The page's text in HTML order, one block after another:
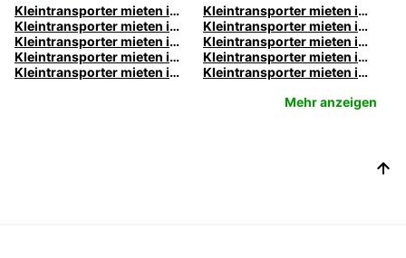
Kleintransporter mieten in Aachen | Europcar
Kleintransporter mieten in Berlin | Europcar
Kleintransporter mieten in Bonn | Europcar
Kleintransporter mieten in Bremen | Europcar
Kleintransporter mieten in Chemnitz | Europcar
Kleintransporter mieten in Dortmund | Europcar
Kleintransporter mieten in Dresden | Europcar
Kleintransporter mieten in Duisburg | Europcar
Kleintransporter mieten in Freiburg | Europcar
Kleintransporter mieten in Hannover | Europcar
Mehr anzeigen